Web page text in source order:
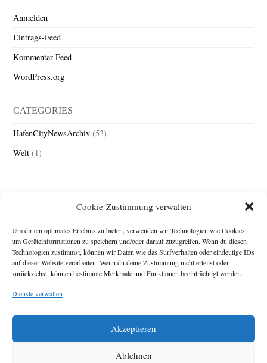
Cookie-Zustimmung verwalten
Um dir ein optimales Erlebnis zu bieten, verwenden wir Technologien wie Cookies,
um Geräteinformationen zu speichern und/oder darauf zuzugreifen. Wenn du diesen
Technologien zustimmst, können wir Daten wie das Surfverhalten oder eindeutige IDs
auf dieser Website verarbeiten. Wenn du deine Zustimmung nicht erteilst oder
zurückziehst, können bestimmte Merkmale und Funktionen beeinträchtigt werden.
Dienste verwalten
Akzeptieren
Ablehnen
Anmelden
Eintrags-Feed
Kommentar-Feed
WordPress.org
CATEGORIES
HafenCityNewsArchiv (53)
Welt (1)
Impressum
Michael Baden,
Diese Webseite stellt
zehn Jahre der